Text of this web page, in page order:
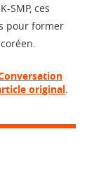
SMP, ces
pour former
original.